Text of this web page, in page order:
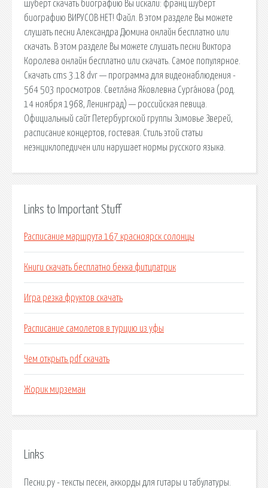
шуберт скачать биографию Вы искали: франц шуберт
биографию ВИРУСОВ НЕТ! Файл. В этом разделе Вы можете
слушать песни Александра Дюмина онлайн бесплатно или
скачать. В этом разделе Вы можете слушать песни Виктора
Королева онлайн бесплатно или скачать. Самое популярное.
Скачать cms 3.18 dvr — программа для видеонаблюдения -
564 503 просмотров. Светла́на Я́ковлевна Сурга́нова (род.
14 ноября 1968, Ленинград) — российская певица.
Официальный сайт Петербургской группы Зимовье Зверей,
расписание концертов, гостевая. Стиль этой статьи
неэнциклопедичен или нарушает нормы русского языка.
Links to Important Stuff
Расписание маршрута 167 красноярск солонцы
Книги скачать бесплатно бекка фитцпатрик
Игра резка фруктов скачать
Расписание самолетов в турцию из уфы
Чем открыть pdf скачать
Жорик мирземан
Links
Песни.ру - тексты песен, аккорды для гитары и табулатуры.